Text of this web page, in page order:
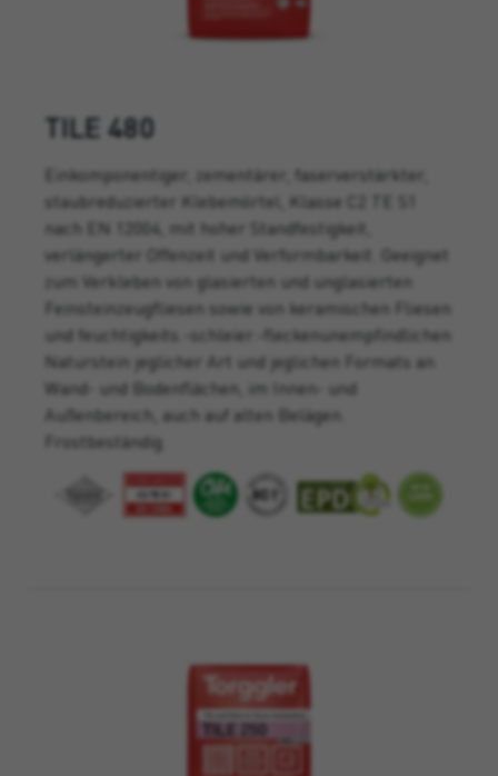
TILE 480
Einkomponentiger, zementärer, faserverstärkter,
staubreduzierter Klebemörtel, Klasse C2 TE S1
nach EN 12004, mit hoher Standfestigkeit,
verlängerter Offenzeit und Verformbarkeit. Geeignet
zum Verkleben von glasierten und unglasierten
Feinsteinzeugfliesen sowie von keramischen Fliesen
und feuchtigkeits.-schleier.-fleckenunempfindlichen
Naturstein jeglicher Art und jeglichen Formats an
Wand- und Bodenflächen, im Innen- und
Außenbereich, auch auf alten Belägen.
Frostbeständig.